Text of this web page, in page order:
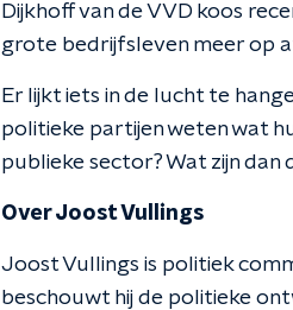
Dijkhoff van de VVD koos
grote bedrijfsleven meer op
Er lijkt iets in de lucht te
politieke partijen weten wat
publieke sector? Wat zijn dan
Over Joost Vullings
Joost Vullings is politiek
beschouwt hij de politieke